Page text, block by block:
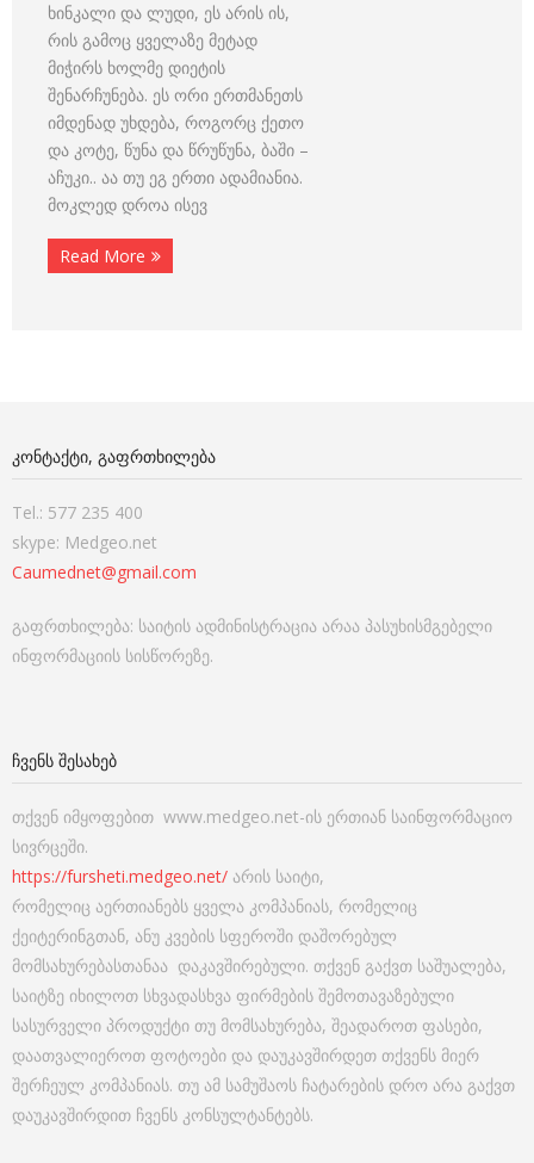
ხინკალი და ლუდი, ეს არის ის,
რის გამოც ყველაზე მეტად
მიჭირს ხოლმე დიეტის
შენარჩუნება. ეს ორი ერთმანეთს
იმდენად უხდება, როგორც ქეთო
და კოტე, წუნა და წრუწუნა, ბაში –
აჩუკი.. აა თუ ეგ ერთი ადამიანია.
მოკლედ დროა ისევ
Read More
ᲙᲝᲜᲢᲐᲥᲢᲘ, ᲒᲐᲤᲠᲗᲮᲘᲚᲔᲑᲐ
Tel.: 577 235 400
skype: Medgeo.net
Caumednet@gmail.com
გაფრთხილება: საიტის ადმინისტრაცია არაა პასუხისმგებელი
ინფორმაციის სისწორეზე.
ᲩᲕᲔᲜᲡ ᲨᲔᲡᲐᲮᲔᲑ
თქვენ იმყოფებით www.medgeo.net-ის ერთიან საინფორმაციო
სივრცეში.
https://fursheti.medgeo.net/ არის საიტი,
რომელიც აერთიანებს ყველა კომპანიას, რომელიც
ქეიტერინგთან, ანუ კვების სფეროში დაშორებულ
მომსახურებასთანაა დაკავშირებული. თქვენ გაქვთ საშუალება,
საიტზე იხილოთ სხვადასხვა ფირმების შემოთავაზებული
სასურველი პროდუქტი თუ მომსახურება, შეადაროთ ფასები,
დაათვალიეროთ ფოტოები და დაუკავშირდეთ თქვენს მიერ
შერჩეულ კომპანიას. თუ ამ სამუშაოს ჩატარების დრო არა გაქვთ
დაუკავშირდით ჩვენს კონსულტანტებს.